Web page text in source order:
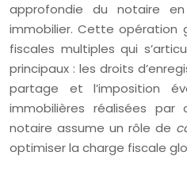
approfondie du notaire
immobilier. Cette opération
fiscales multiples qui
principaux : les droits
partage et l’imposition
immobilières réalisées par
notaire assume un rôle de
optimiser la charge fiscale